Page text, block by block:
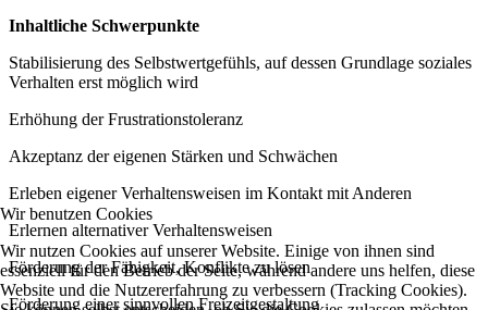
Inhaltliche Schwerpunkte
Stabilisierung des Selbstwertgefühls, auf dessen Grundlage soziales
Verhalten erst möglich wird
Erhöhung der Frustrationstoleranz
Akzeptanz der eigenen Stärken und Schwächen
Erleben eigener Verhaltensweisen im Kontakt mit Anderen
Erlernen alternativer Verhaltensweisen
Förderung der Fähigkeit, Konflikte zu lösen
Förderung einer sinnvollen Freizeitgestaltung
Wir benutzen Cookies
Wir nutzen Cookies auf unserer Website. Einige von ihnen sind
essenziell für den Betrieb der Seite, während andere uns helfen, diese
Website und die Nutzererfahrung zu verbessern (Tracking Cookies).